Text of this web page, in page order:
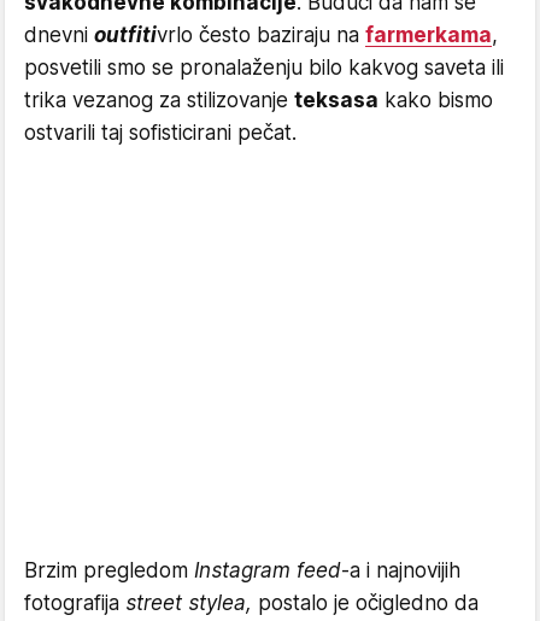
dnevni outfitivrlo često baziraju na farmerkama,
posvetili smo se pronalaženju bilo kakvog saveta ili
trika vezanog za stilizovanje teksasa kako bismo
ostvarili taj sofisticirani pečat.
Brzim pregledom Instagram feed-a i najnovijih
fotografija street stylea, postalo je očigledno da